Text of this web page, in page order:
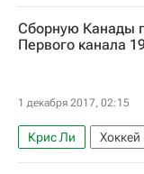
Войтек Вольский
Матч звезд КХЛ
Сборную Канады
Первого канала
1 декабря 2017, 02:15
Крис Ли Хоккей